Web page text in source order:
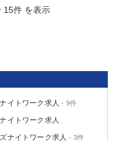
15件 を表示
イトワーク求人 - 9件
イトワーク求人
ナイトワーク求人 - 3件